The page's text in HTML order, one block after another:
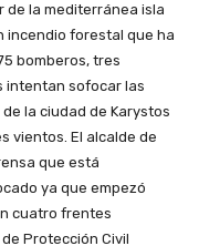
de la mediterránea isla
incendio forestal que ha
bomberos, tres
intentan sofocar las
la ciudad de Karystos
vientos. El alcalde de
que está
ya que empezó
cuatro frentes
Protección Civil